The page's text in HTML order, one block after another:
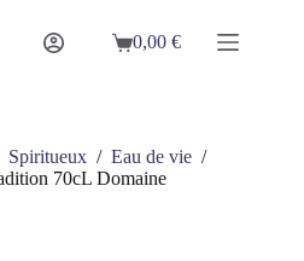
Panier
0,00€
Spiritueux / Eau de vie /
70cL Domaine